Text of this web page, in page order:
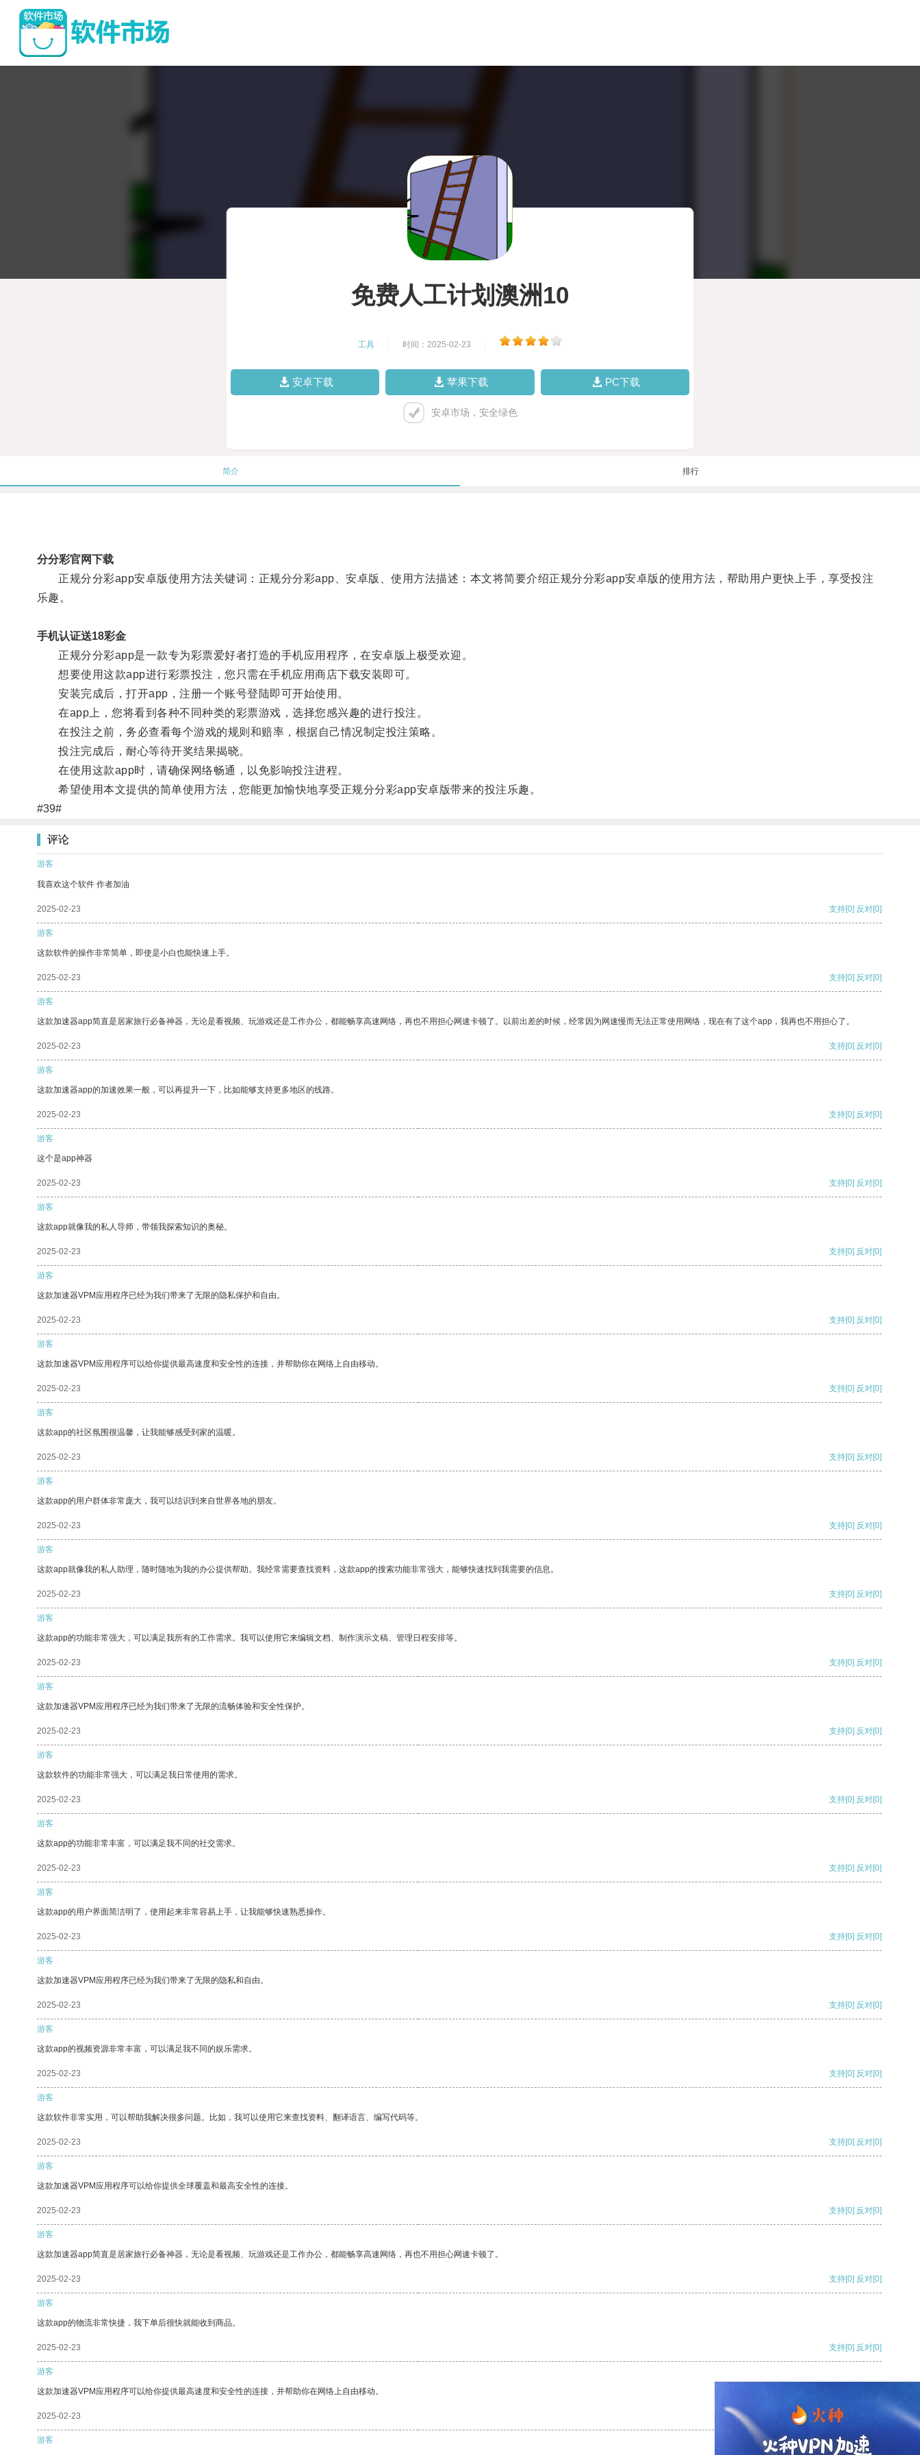
免费人工计划澳洲10
工具 时间：2025-02-23
安卓下载 苹果下载 PC下载
安卓市场，安全绿色
简介 排行
分分彩官网下载
正规分分彩app安卓版使用方法关键词：正规分分彩app、安卓版、使用方法描述：本文将简要介绍正规分分彩app安卓版的使用方法，帮助用户更快上手，享受投注
乐趣。
手机认证送18彩金
正规分分彩app是一款专为彩票爱好者打造的手机应用程序，在安卓版上极受欢迎。
想要使用这款app进行彩票投注，您只需在手机应用商店下载安装即可。
安装完成后，打开app，注册一个账号登陆即可开始使用。
在app上，您将看到各种不同种类的彩票游戏，选择您感兴趣的进行投注。
在投注之前，务必查看每个游戏的规则和赔率，根据自己情况制定投注策略。
投注完成后，耐心等待开奖结果揭晓。
在使用这款app时，请确保网络畅通，以免影响投注进程。
希望使用本文提供的简单使用方法，您能更加愉快地享受正规分分彩app安卓版带来的投注乐趣。
#39#
评论
游客
我喜欢这个软件 作者加油
2025-02-23 支持[0] 反对[0]
游客
这款软件的操作非常简单，即使是小白也能快速上手。
2025-02-23 支持[0] 反对[0]
游客
这款加速器app简直是居家旅行必备神器，无论是看视频、玩游戏还是工作办公，都能畅享高速网络，再也不用担心网速卡顿了。以前出差的时候，经常因为网速慢而无法正常使用网络，现在有了这个app，我再也不用担心了。
2025-02-23 支持[0] 反对[0]
游客
这款加速器app的加速效果一般，可以再提升一下，比如能够支持更多地区的线路。
2025-02-23 支持[0] 反对[0]
游客
这个是app神器
2025-02-23 支持[0] 反对[0]
游客
这款app就像我的私人导师，带领我探索知识的奥秘。
2025-02-23 支持[0] 反对[0]
游客
这款加速器VPM应用程序已经为我们带来了无限的隐私保护和自由。
2025-02-23 支持[0] 反对[0]
游客
这款加速器VPM应用程序可以给你提供最高速度和安全性的连接，并帮助你在网络上自由移动。
2025-02-23 支持[0] 反对[0]
游客
这款app的社区氛围很温馨，让我能够感受到家的温暖。
2025-02-23 支持[0] 反对[0]
游客
这款app的用户群体非常庞大，我可以结识到来自世界各地的朋友。
2025-02-23 支持[0] 反对[0]
游客
这款app就像我的私人助理，随时随地为我的办公提供帮助。我经常需要查找资料，这款app的搜索功能非常强大，能够快速找到我需要的信息。
2025-02-23 支持[0] 反对[0]
游客
这款app的功能非常强大，可以满足我所有的工作需求。我可以使用它来编辑文档、制作演示文稿、管理日程安排等。
2025-02-23 支持[0] 反对[0]
游客
这款加速器VPM应用程序已经为我们带来了无限的流畅体验和安全性保护。
2025-02-23 支持[0] 反对[0]
游客
这款软件的功能非常强大，可以满足我日常使用的需求。
2025-02-23 支持[0] 反对[0]
游客
这款app的功能非常丰富，可以满足我不同的社交需求。
2025-02-23 支持[0] 反对[0]
游客
这款app的用户界面简洁明了，使用起来非常容易上手，让我能够快速熟悉操作。
2025-02-23 支持[0] 反对[0]
游客
这款加速器VPM应用程序已经为我们带来了无限的隐私和自由。
2025-02-23 支持[0] 反对[0]
游客
这款app的视频资源非常丰富，可以满足我不同的娱乐需求。
2025-02-23 支持[0] 反对[0]
游客
这款软件非常实用，可以帮助我解决很多问题。比如，我可以使用它来查找资料、翻译语言、编写代码等。
2025-02-23 支持[0] 反对[0]
游客
这款加速器VPM应用程序可以给你提供全球覆盖和最高安全性的连接。
2025-02-23 支持[0] 反对[0]
游客
这款加速器app简直是居家旅行必备神器，无论是看视频、玩游戏还是工作办公，都能畅享高速网络，再也不用担心网速卡顿了。
2025-02-23 支持[0] 反对[0]
游客
这款app的物流非常快捷，我下单后很快就能收到商品。
2025-02-23 支持[0] 反对[0]
游客
这款加速器VPM应用程序可以给你提供最高速度和安全性的连接，并帮助你在网络上自由移动。
2025-02-23 支持
游客